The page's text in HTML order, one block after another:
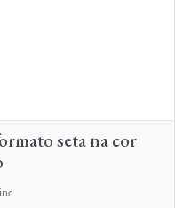
seta na cor